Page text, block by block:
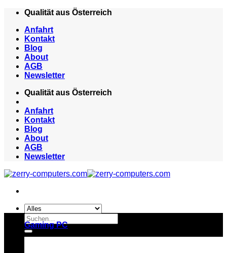
Zum
springen
Qualität aus Österreich
Anfahrt
Kontakt
Blog
About
AGB
Newsletter
Qualität aus Österreich
Anfahrt
Kontakt
Blog
About
AGB
Newsletter
Suchen
nach:
Gaming PC